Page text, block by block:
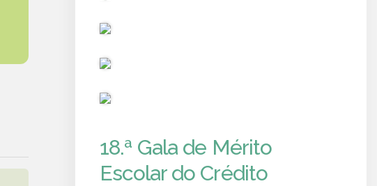
18.ª Gala de Mérito
Escolar do Crédito